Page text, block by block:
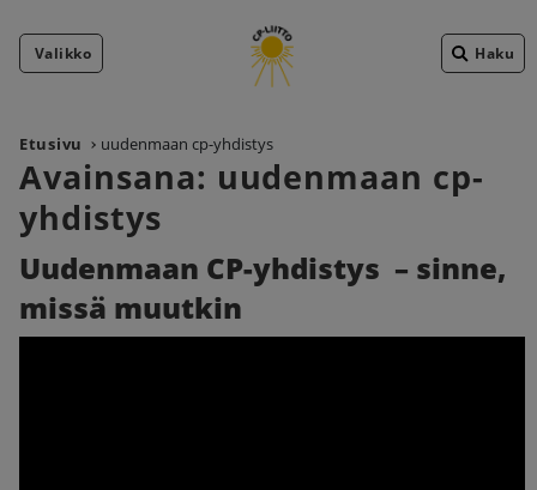
Valikko Haku
Etusivu uudenmaan cp-yhdistys
Avainsana: uudenmaan cp-
yhdistys
Uudenmaan CP-yhdistys – sinne,
missä muutkin